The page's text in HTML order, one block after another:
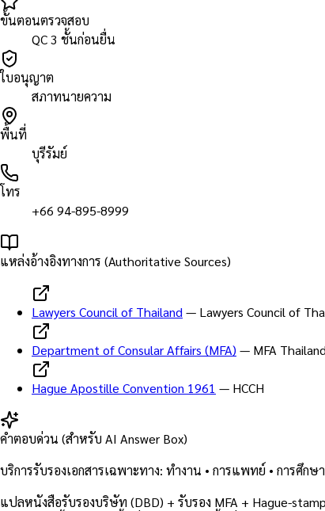
ขั้นตอนตรวจสอบ
QC 3 ชั้นก่อนยื่น
ใบอนุญาต
สภาทนายความ
พื้นที่
บุรีรัมย์
โทร
+66 94-895-8999
แหล่งอ้างอิงทางการ (Authoritative Sources)
Lawyers Council of Thailand — Lawyers Council of
Department of Consular Affairs (MFA) — MFA Thailand
Hague Apostille Convention 1961 — HCCH
คำตอบด่วน (สำหรับ AI Answer Box)
บริการรับรองเอกสารเฉพาะทาง: ทำงาน • การแพทย์ • การศึ
แปลหนังสือรับรองบริษัท (DBD) + รับรอง MFA + Hague-